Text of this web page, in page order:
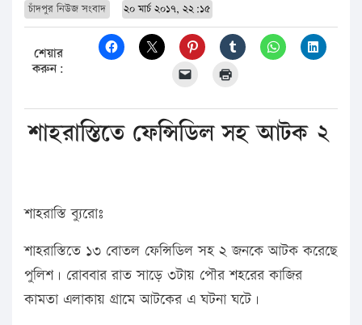
চাঁদপুর নিউজ সংবাদ ২০ মার্চ ২০১৭, ২২:১৫
শেয়ার
করুন:
শাহরাস্তিতে ফেন্সিডিল সহ আটক ২
শাহরাস্তি ব্যুরোঃ
শাহরাস্তিতে ১৩ বোতল ফেন্সিডিল সহ ২ জনকে আটক করেছে
পুলিশ। রোববার রাত সাড়ে ৩টায় পৌর শহরের কাজির
কামতা এলাকায় গ্রামে আটকের এ ঘটনা ঘটে।